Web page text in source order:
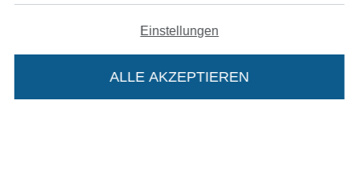
In deinen Warenkorb
In den deutschen Shop wechseln (aktuell
Einstellungen
ALLE AKZEPTIEREN